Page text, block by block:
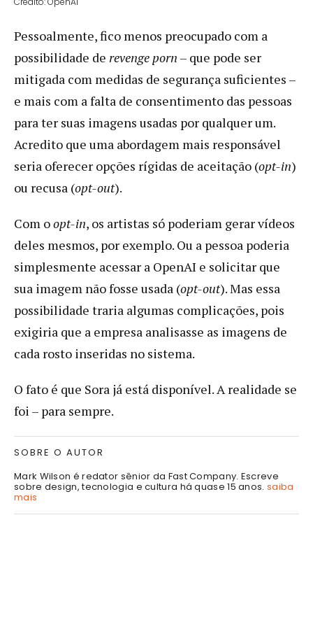
Pessoalmente, fico menos preocupado com a
possibilidade de revenge porn – que pode ser
mitigada com medidas de segurança suficientes –
e mais com a falta de consentimento das pessoas
para ter suas imagens usadas por qualquer um.
Acredito que uma abordagem mais responsável
seria oferecer opções rígidas de aceitação (opt-in)
ou recusa (opt-out).
Com oopt-in, os artistas só poderiam gerar vídeos
deles mesmos, por exemplo. Ou a pessoa poderia
simplesmente acessar a OpenAI e solicitar que
sua imagem não fosse usada (opt-out). Mas essa
possibilidade traria algumas complicações, pois
exigiria que a empresa analisasse as imagens de
cada rosto inseridas no sistema.
O fato é que Sora já está disponível. A realidade se
foi – para sempre.
SOBRE O AUTOR
Mark Wilson é redator sênior da Fast Company. Escreve
sobre design, tecnologia e cultura há quase 15 anos. saiba
mais